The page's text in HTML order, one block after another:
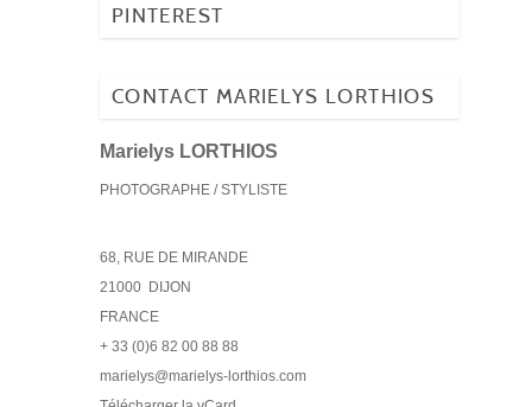
PINTEREST
CONTACT MARIELYS LORTHIOS
Marielys LORTHIOS
PHOTOGRAPHE / STYLISTE
68, RUE DE MIRANDE
21000 DIJON
FRANCE
+ 33 (0)6 82 00 88 88
marielys@marielys-lorthios.com